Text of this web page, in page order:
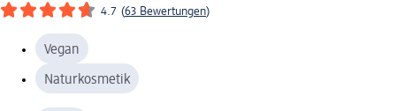
4.7 (63 Bewertungen)
Vegan
Naturkosmetik